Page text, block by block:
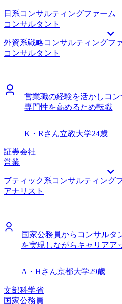
仕組みや中長期的なキャリアパ
ただきました。非常に分かりや
だき、ありがたかったです。
ったので、web面接を活用して
然時差の問題もあったのですが
た。感謝しかありません。 良
はり時差があったので面接日程
特に面談回数が多い企業の選考
は年収600万円、転職後は年収
スキルを磨きたいです。コンサ
能力に自信と実績がついてきた
を活かして、グローバル案件に
日系コンサルティングファーム
コンサルタント
外資系戦略コンサルティングフ
コンサルタント
営業職の経験を活かしコ
専門性を高めるため転職
K・Rさん立教大学24歳
証券会社
営業
ブティック系コンサルティング
アナリスト
国家公務員からコンサルタ
を実現しながらキャリアア
A・Hさん京都大学29歳
文部科学省
国家公務員